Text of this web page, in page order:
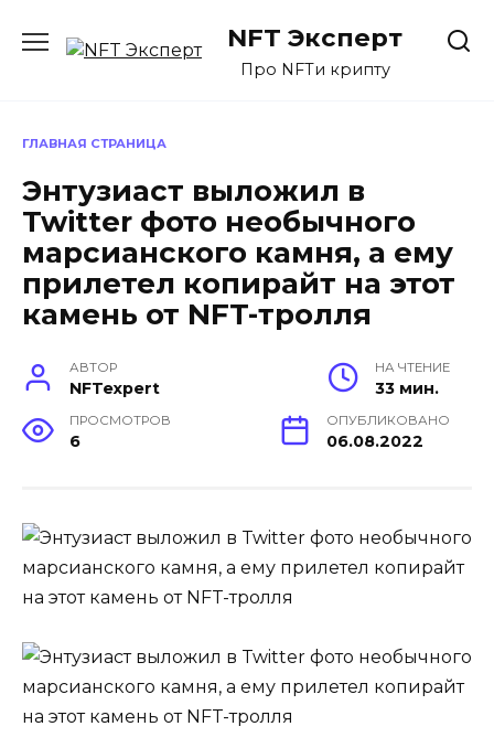
содержанию
NFT Эксперт
Про NFTи крипту
ГЛАВНАЯ СТРАНИЦА
Энтузиаст выложил в
Twitter фото необычного
марсианского камня, а ему
прилетел копирайт на этот
камень от NFT-тролля
АВТОР
NFTexpert
НА ЧТЕНИЕ
33 мин.
ПРОСМОТРОВ
6
ОПУБЛИКОВАНО
06.08.2022